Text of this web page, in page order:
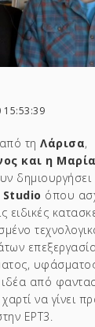
15:53:39
από τη Λάρισα,
και η Μαρία
δημιουργήσει
όπου
ειδικές
από
να γίνει
ΕΡΤ3.